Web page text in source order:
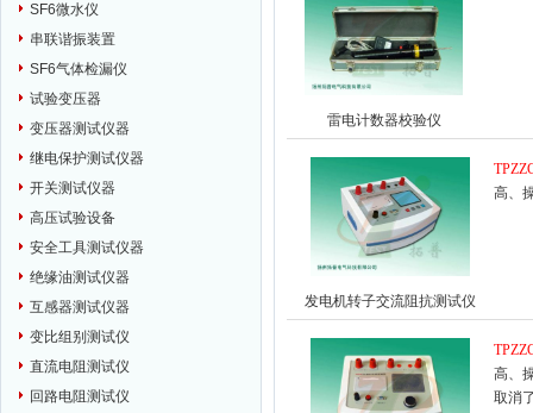
SF6微水仪
串联谐振装置
SF6气体检漏仪
试验变压器
变压器测试仪器
继电保护测试仪器
开关测试仪器
高压试验设备
安全工具测试仪器
绝缘油测试仪器
互感器测试仪器
变比组别测试仪
直流电阻测试仪
回路电阻测试仪
雷电计数器校验仪
发电机转子交流阻抗测试仪
高、
高、
取消